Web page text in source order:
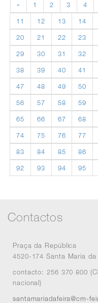
« 1 2 3 4
11
12 13 14
20
21 22 23
29
30 31 32
38
39 40 41
47
48 49 50
56
57 58 59
65
66 67 68
74
75 76 77
83
84 85 86
92
93 94 95
Contactos
Praça da República
4520-174 Santa Maria da
contacto: 256 370 800
nacional)
santamariadafeira@cm-